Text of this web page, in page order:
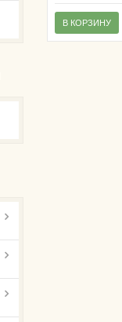
В КОРЗИНУ